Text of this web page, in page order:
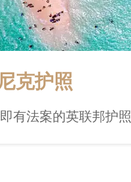
克护照
有法案的英联邦护照